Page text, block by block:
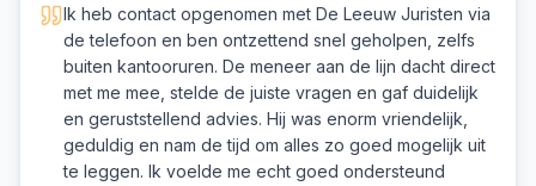
Ik heb contact opgenomen met De Leeuw Juristen via
de telefoon en ben ontzettend snel geholpen, zelfs
buiten kantooruren. De meneer aan de lijn dacht direct
met me mee, stelde de juiste vragen en gaf duidelijk
en geruststellend advies. Hij was enorm vriendelijk,
geduldig en nam de tijd om alles zo goed mogelijk uit
te leggen. Ik voelde me echt goed ondersteund